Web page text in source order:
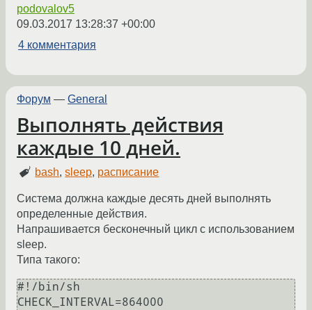
podovalov5
09.03.2017 13:28:37 +00:00
4 комментария
Форум — General
Выполнять действия
каждые 10 дней.
bash,sleep, расписание
Система должна каждые десять дней выполнять
определенные действия.
Напрашивается бесконечный цикл с использованием
sleep.
Типа такого:
#!/bin/sh
CHECK_INTERVAL=864000